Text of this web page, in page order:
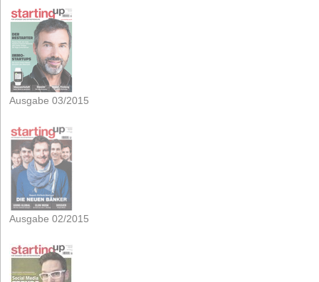
Ausgabe 03/2015
Ausgabe 02/2015